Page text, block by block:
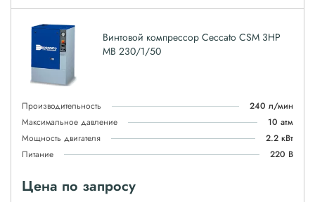
Винтовой компрессор Ceccato CSM 3HP
MВ 230/1/50
Производительность
240 л/мин
Максимальное давление
10 атм
Мощность двигателя
2.2 кВт
Питание
220 В
Цена по запросу